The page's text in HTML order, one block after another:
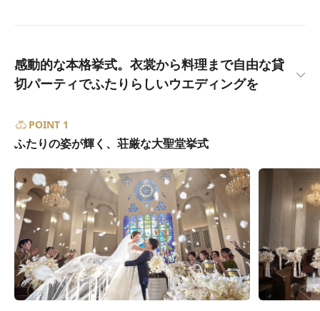
感動的な本格挙式。衣裳から料理まで自由な貸
切パーティでふたりらしいウエディングを
POINT 1
ふたりの姿が輝く、荘厳な大聖堂挙式